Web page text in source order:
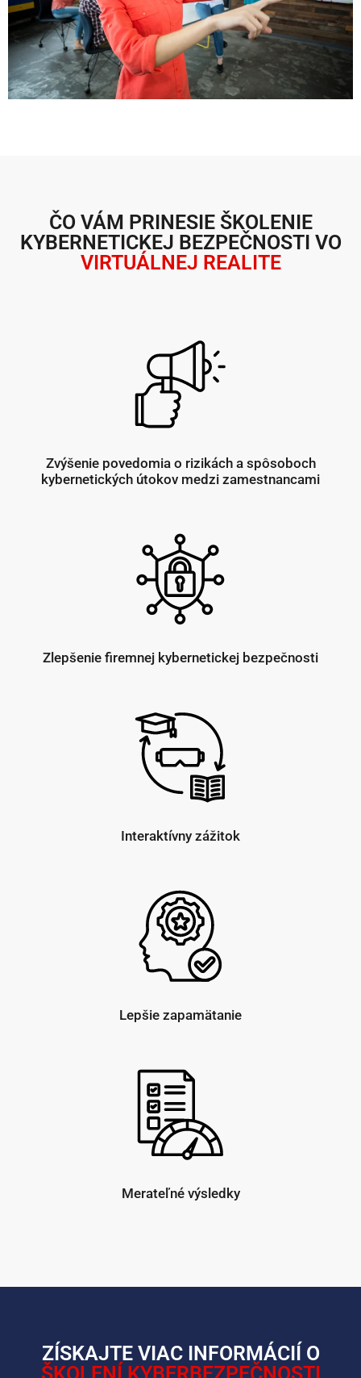
ČO VÁM PRINESIE ŠKOLENIE
KYBERNETICKEJ BEZPEČNOSTI VO
VIRTUÁLNEJ REALITE
Zvýšenie povedomia o rizikách a spôsoboch
kybernetických útokov medzi zamestnancami
Zlepšenie firemnej kybernetickej bezpečnosti
Interaktívny zážitok
Lepšie zapamätanie
Merateľné výsledky
ZÍSKAJTE VIAC INFORMÁCIÍ O